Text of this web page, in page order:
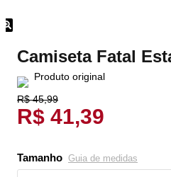
Camiseta Fatal
Produto original
R$ 45,99
R$ 41,39
Tamanho Guia de medidas